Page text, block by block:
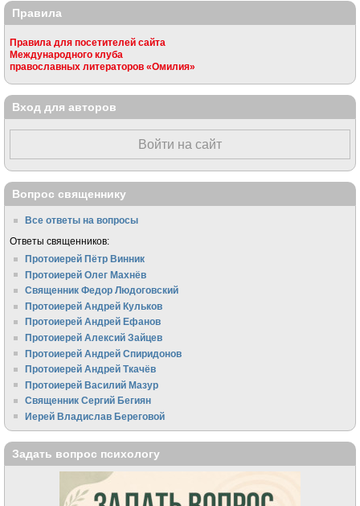
Правила
Правила для посетителей сайта
Международного клуба
православных литераторов «Омилия»
Вход для авторов
Войти на сайт
Вопрос священнику
Все ответы на вопросы
Ответы священников:
Протоиерей Пётр Винник
Протоиерей Олег Махнёв
Священник Федор Людоговский
Протоиерей Андрей Кульков
Протоиерей Андрей Ефанов
Протоиерей Алексий Зайцев
Протоиерей Андрей Спиридонов
Протоиерей Андрей Ткачёв
Протоиерей Василий Мазур
Священник Сергий Бегиян
Иерей Владислав Береговой
Задать вопрос психологу